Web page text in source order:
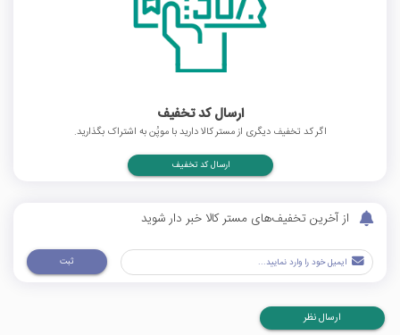
ارسال کد تخفیف
اگر کد تخفیف دیگری از مستر کالا دارید با موپُن به اشتراک بگذارید.
ارسال کد تخفیف
از آخرین تخفیف‌های مستر کالا خبر دار شوید
ثبت
ارسال نظر